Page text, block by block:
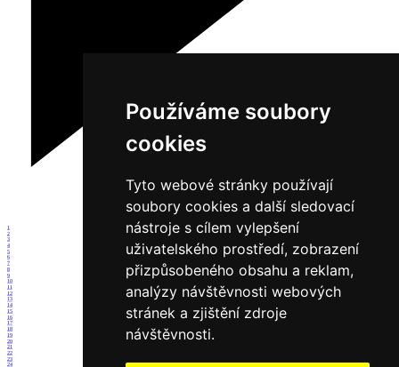
Používáme soubory
cookies
Tyto webové stránky používají
soubory cookies a další sledovací
nástroje s cílem vylepšení
uživatelského prostředí, zobrazení
přizpůsobeného obsahu a reklam,
analýzy návštěvnosti webových
stránek a zjištění zdroje
návštěvnosti.
1
2
3
4
5
6
7
8
9
10
11
12
13
14
15
16
17
18
19
20
21
22
23
24